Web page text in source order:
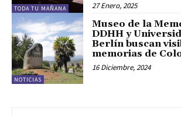
TODA TU MAÑANA 27 Enero, 2025
NOTICIAS
Museo de la
DDHH y
Berlín buscan
memorias de
16 Diciembre, 2024